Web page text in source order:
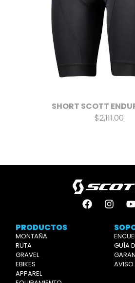
SHORT SCOTT
$2,111.00
PRODUCTOS
MONTAÑA
RUTA
GRAVEL
EBIKES
APPAREL
GUÍA
AVISO